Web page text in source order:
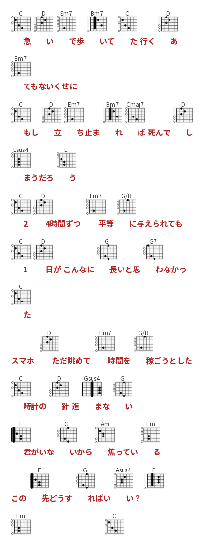
C
急
D
い
Em7
で歩
Bm7
いて
C
た 行く
D
あ
Em7
てもないくせに
C
もし
D
立
Em7
ち止ま
Bm7
れ
Cmaj7
ば 死んで
D
し
Esus4
まうだろ
E
う
C
2
D
4時間ずつ
Em7
平等
G/B
に与えられても
C
1
D
日が こんなに
G
長いと思
G7
わなかっ
C
た
スマホ
D
ただ眺めて
Em7
時間を
G/B
稼ごう と した
C
時計の
D
針 進
Gsus4
まな
G
い
F
君がいな
G
いから
Am
焦ってい
Em
る
この
F
先どうす
G
ればい
Asus4
い ？
B
Em C